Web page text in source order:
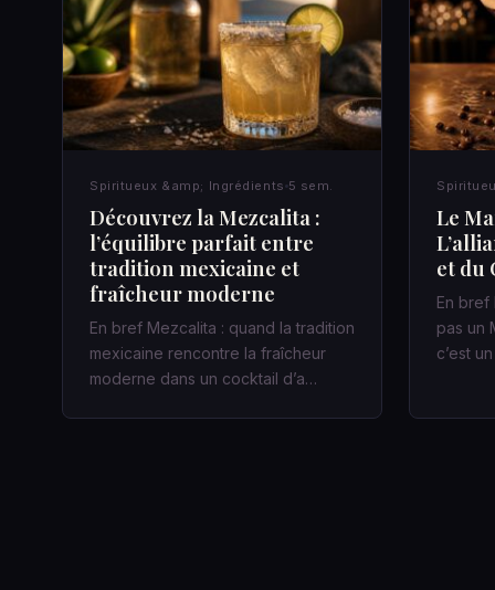
Spiritueux &amp; Ingrédients 5 sem.
Découvrez la Mezcalita :
l’équilibre parfait entre
tradition mexicaine et
fraîcheur moderne
En bref Mezcalita : quand la tradition
mexicaine rencontre la fraîcheur
moderne dans un cocktail d’a…
Le
et du
En bref
pas un
c’est